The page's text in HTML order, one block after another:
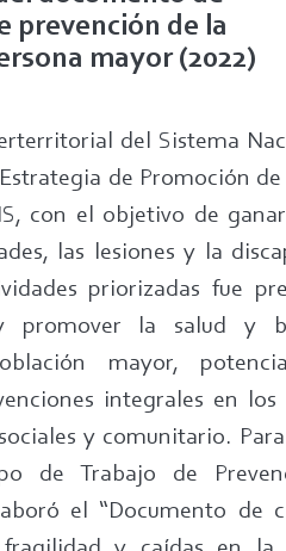
prevención de la
mayor (2022)
del Sistema
de Promoción
con el objetivo de
las lesiones y la
priorizadas fue
promover la salud y
mayor,
integrales en los
y comunitario.
de Trabajo de
el “Documento de